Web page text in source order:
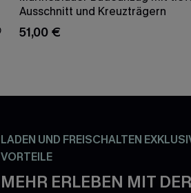
Ausschnitt und Kreuzträgern
51,00 €
LADEN UND FREISCHALTEN
VORTEILE
MEHR ERLEBEN MIT